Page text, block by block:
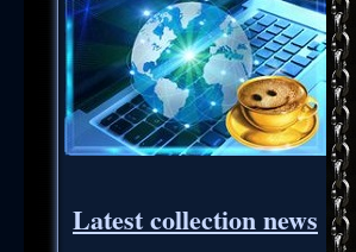
Latest collection news